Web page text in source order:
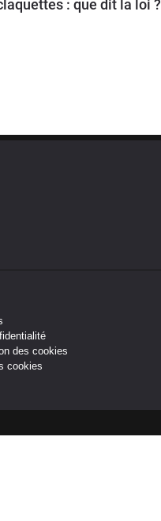
: que dit la loi ?
des cookies
cookies